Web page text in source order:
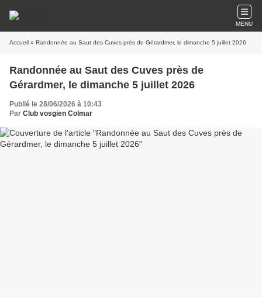
MENU
Accueil » Randonnée au Saut des Cuves près de Gérardmer, le dimanche 5 juillet 2026
Randonnée au Saut des Cuves près de
Gérardmer, le dimanche 5 juillet 2026
Publié le 28/06/2026 à 10:43
Par Club vosgien Colmar